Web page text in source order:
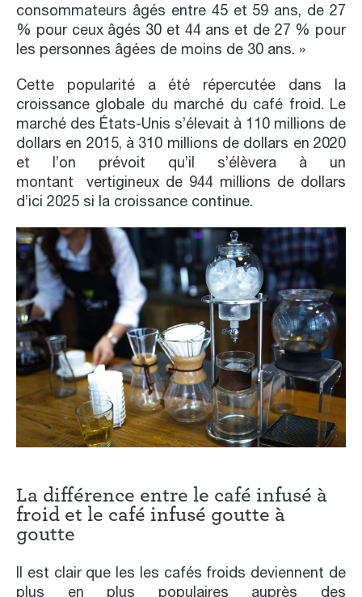
consommateurs âgés entre 45 et 59 ans, de 27
% pour ceux âgés 30 et 44 ans et de 27 % pour
les personnes âgées de moins de 30 ans. »
Cette popularité a été répercutée dans la
croissance globale du marché du café froid. Le
marché des États-Unis s’élevait à 110 millions de
dollars en 2015, à 310 millions de dollars en 2020
et l’on prévoit qu’il s’élèvera à un
montant vertigineux de 944 millions de dollars
d’ici 2025 si la croissance continue.
La différence entre le café infusé à
froid et le café infusé goutte à
goutte
Il est clair que les les cafés froids deviennent de
plus en plus populaires auprès des